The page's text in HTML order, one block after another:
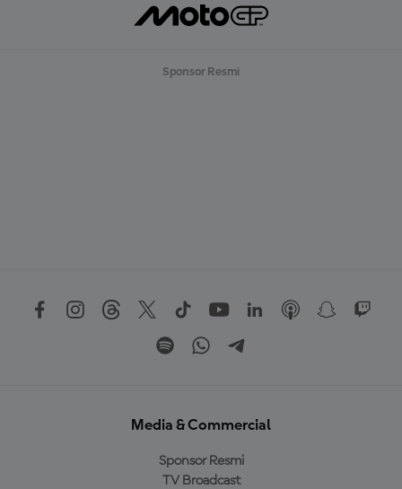
Sponsor Resmi
Media & Commercial
Sponsor Resmi
TV Broadcast